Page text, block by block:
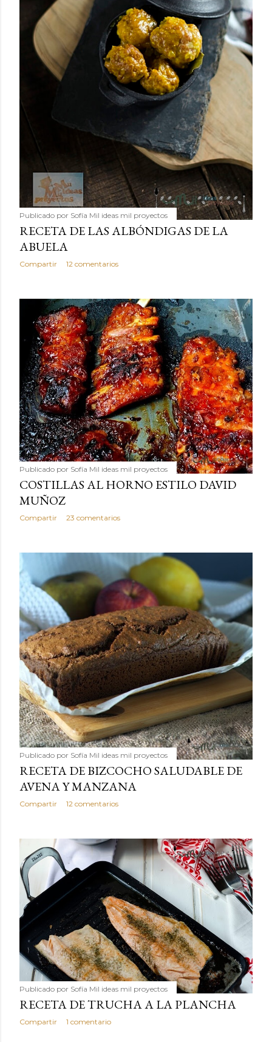
Publicado por Sofía Mil ideas mil proyectos
RECETA DE LAS ALBÓNDIGAS DE LA
ABUELA
Compartir 12 comentarios
Publicado por Sofía Mil ideas mil proyectos
COSTILLAS AL HORNO ESTILO DAVID
MUÑOZ
Compartir 23 comentarios
Publicado por Sofía Mil ideas mil proyectos
RECETA DE BIZCOCHO SALUDABLE DE
AVENA Y MANZANA
Compartir 12 comentarios
Publicado por Sofía Mil ideas mil proyectos
RECETA DE TRUCHA A LA PLANCHA
Compartir 1 comentario